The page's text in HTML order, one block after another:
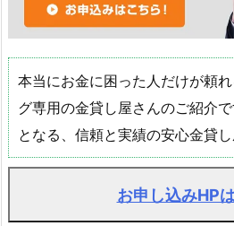
本当にお金に困った人だけが頼
グ専用の金貸し屋さんのご紹介
となる、信頼と実績の安心金貸し
お申し込みHP